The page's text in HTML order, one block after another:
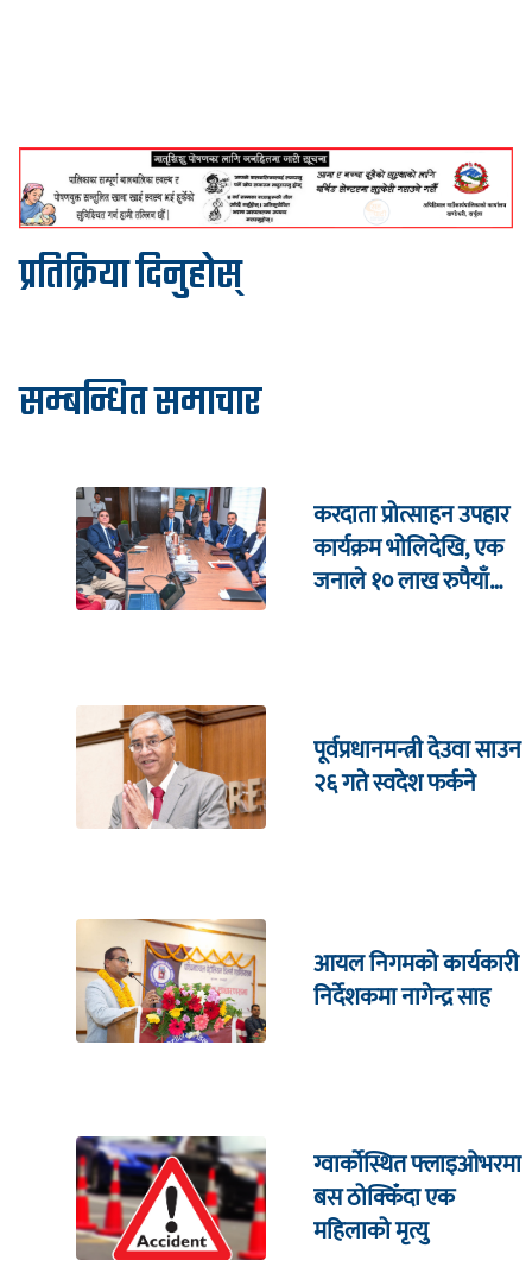
प्रतिक्रिया दिनुहोस्
सम्बन्धित समाचार
करदाता प्रोत्साहन उपहार
कार्यक्रम भाेलिदेखि, एक
जनाले १० लाख रुपैयाँ
पूर्वप्रधानमन्त्री देउवा साउन
२६ गते स्वदेश फर्कने
आयल निगमको कार्यकारी
निर्देशकमा नागेन्द्र साह
ग्वार्कोस्थित फ्लाइओभरमा
बस ठोक्किँदा एक
महिलाको मृत्यु